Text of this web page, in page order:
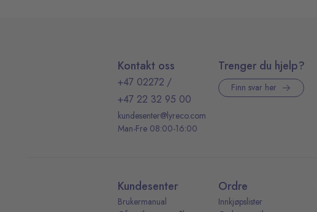
Kontakt oss
+47 02272 /
+47 22 32 95 00
kundesenter@lyreco.com
Man-Fre 08:00-16:00
Trenger du hjelp?
Finn svar her
Kundesenter
Brukermanual
Ordre
Innkjøpslister